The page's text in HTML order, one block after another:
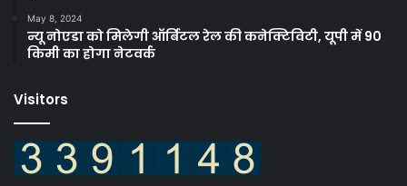
May 8, 2024
न्यू नोएडा को मिलेगी ऑर्बिटल रेल की कनेक्टिविटी, यूपी में 90
किमी का होगा नेटवर्क
Visitors